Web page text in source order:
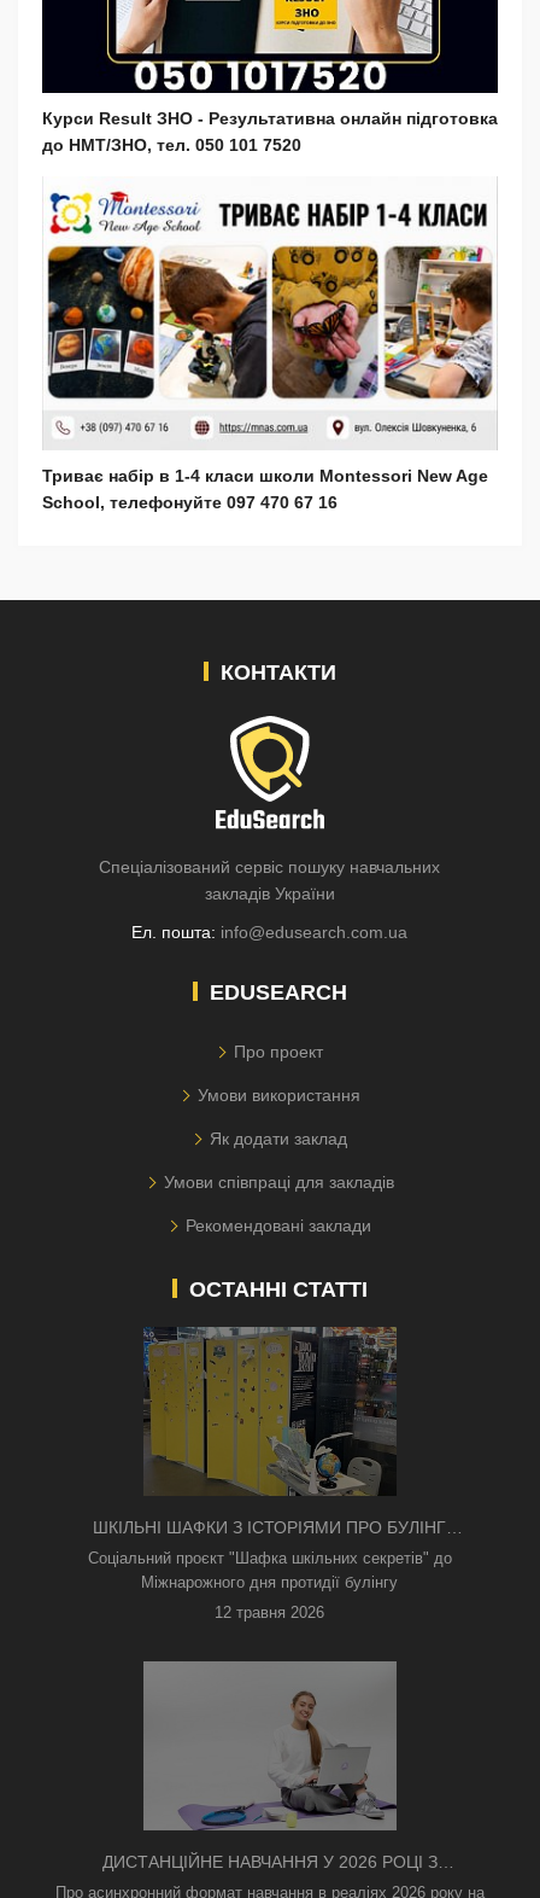
Курси Result ЗНО - Результативна онлайн підготовка
до НМТ/ЗНО, тел. 050 101 7520
Триває набір в 1-4 класи школи Montessori New Age
School, телефонуйте 097 470 67 16
КОНТАКТИ
Спеціалізований сервіс пошуку навчальних
закладів України
Ел. пошта: info@edusearch.com.ua
EDUSEARCH
Про проект
Умови використання
Як додати заклад
Умови співпраці для закладів
Рекомендовані заклади
ОСТАННІ СТАТТІ
ШКІЛЬНІ ШАФКИ З ІСТОРІЯМИ ПРО БУЛІНГ
З'ЯВИЛИСЯ В КИЄВІ
Соціальний проєкт "Шафка шкільних секретів" до
Міжнарожного дня протидії булінгу
12 травня 2026
ДИСТАНЦІЙНЕ НАВЧАННЯ У 2026 РОЦІ З
ТРИВОГАМИ ТА БЕЗ СВІТЛА: ЯК АСИНХРОННИЙ
Про асинхронний формат навчання в реаліях 2026 року на